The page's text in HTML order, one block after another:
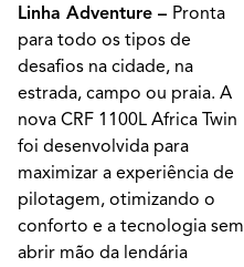
Linha Adventure – Pronta
para todo os tipos de
desafios na cidade, na
estrada, campo ou praia. A
nova CRF 1100L Africa Twin
foi desenvolvida para
maximizar a experiência de
pilotagem, otimizando o
conforto e a tecnologia sem
abrir mão da lendária